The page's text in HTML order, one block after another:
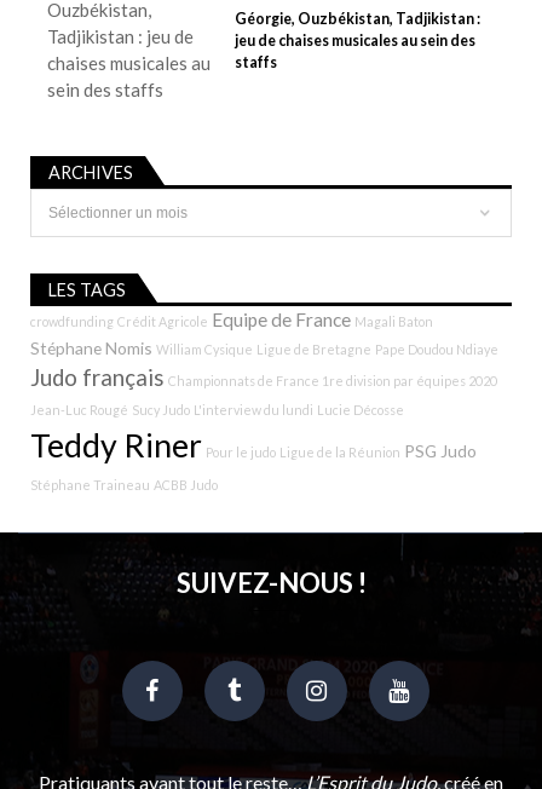
Géorgie, Ouzbékistan, Tadjikistan :
jeu de chaises musicales au sein des
staffs
ARCHIVES
Archives
LES TAGS
crowdfunding Crédit Agricole Equipe de France Magali Baton
Stéphane Nomis William Cysique Ligue de Bretagne Pape Doudou Ndiaye
Judo français Championnats de France 1re division par équipes 2020
Jean-Luc Rougé Sucy Judo L'interview du lundi Lucie Décosse
Teddy Riner Pour le judo Ligue de la Réunion PSG Judo
Stéphane Traineau ACBB Judo
SUIVEZ-NOUS !
Pratiquants avant tout le reste…L’Esprit du Judo, créé en